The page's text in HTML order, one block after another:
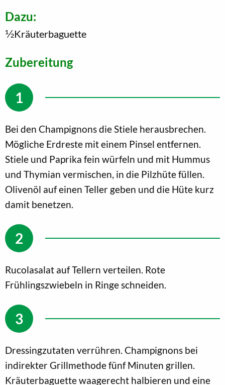
Dazu:
1/2Kräuterbaguette
Zubereitung
Bei den Champignons die Stiele herausbrechen.
Mögliche Erdreste mit einem Pinsel entfernen.
Stiele und Paprika fein würfeln und mit Hummus
und Thymian vermischen, in die Pilzhüte füllen.
Olivenöl auf einen Teller geben und die Hüte kurz
damit benetzen.
Rucolasalat auf Tellern verteilen. Rote
Frühlingszwiebeln in Ringe schneiden.
Dressingzutaten verrühren. Champignons bei
indirekter Grillmethode fünf Minuten grillen.
Kräuterbaguette waagerecht halbieren und eine